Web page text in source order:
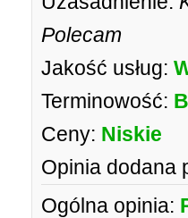
Polecam
Jakość usług:
Terminowość:
Ceny: Niskie
Opinia dodana
Ogólna opinia: